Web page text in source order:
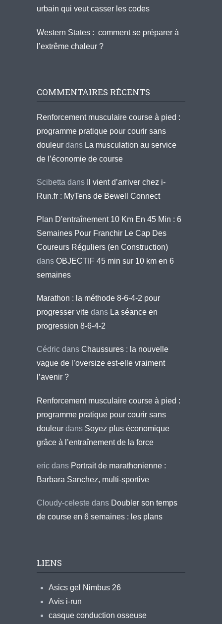
urbain qui veut casser les codes
Western States : comment se préparer à
l’extrême chaleur ?
COMMENTAIRES RÉCENTS
Renforcement musculaire course à pied :
programme pratique pour courir sans
douleur dans La musculation au service
de l’économie de course
Scibetta dans
Il vient d’arriver chez i-
Run.fr : MyTens de Bewell Connect
Plan D'entraînement 10 Km En 45 Min : 6
Semaines Pour Franchir Le Cap Des
Coureurs Réguliers (en Construction)
dans OBJECTIF 45 min sur 10 km en 6
semaines
Marathon : la méthode 8-6-4-2 pour
progresser vite dans La séance en
progression 8-6-4-2
Cédric dans Chaussures : la nouvelle
vague de l’oversize est-elle vraiment
l’avenir ?
Renforcement musculaire course à pied :
programme pratique pour courir sans
douleur dans Soyez plus économique
grâce à l’entraînement de la force
eric dans Portrait de marathonienne :
Barbara Sanchez, multi-sportive
Cloudy-celeste dans Doubler son temps
de course en 6 semaines : les plans
LIENS
Asics gel Nimbus 26
Avis i-run
casque conduction osseuse